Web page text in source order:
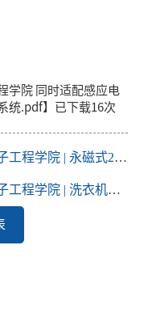
学院 同时适配感应电
统.pdf】已下载16次
250kW无刷起动发电分系统项目
同步电机无位置传感器控制项目